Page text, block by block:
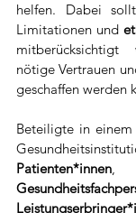
helfen. Dabei
Limitationen und
nötige Vertrauen
geschaffen werden
Beteiligte in einem
Patienten*innen